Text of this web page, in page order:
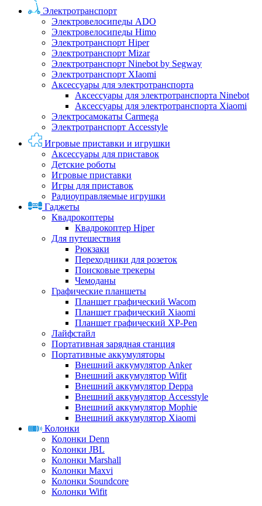
Электротранспорт
Электровелосипеды ADO
Электровелосипеды Himo
Электротранспорт Hiper
Электротранспорт Mizar
Электротранспорт Ninebot by Segway
Электротранспорт XIaomi
Аксессуары для электротранспорта
Аксессуары для электротранспорта Ninebot
Аксессуары для электротранспорта Xiaomi
Электросамокаты Carmega
Электротранспорт Accesstyle
Игровые приставки и игрушки
Аксессуары для приставок
Детские роботы
Игровые приставки
Игры для приставок
Радиоуправляемые игрушки
Гаджеты
Квадрокоптеры
Квадрокоптер Hiper
Для путешествия
Рюкзаки
Переходники для розеток
Поисковые трекеры
Чемоданы
Графические планшеты
Планшет графический Wacom
Планшет графический Xiaomi
Планшет графический XP-Pen
Лайфстайл
Портативная зарядная станция
Портативные аккумуляторы
Внешний аккумулятор Anker
Внешний аккумулятор Wifit
Внешний аккумулятор Deppa
Внешний аккумулятор Accesstyle
Внешний аккумулятор Mophie
Внешний аккумулятор Xiaomi
Колонки
Колонки Denn
Колонки JBL
Колонки Marshall
Колонки Maxvi
Колонки Soundcore
Колонки Wifit